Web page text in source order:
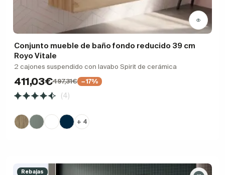
Conjunto mueble de baño fondo reducido 39 cm
Royo Vitale
2 cajones suspendido con lavabo Spirit de cerámica
411,03€497,31€ −17%
(4)
+ 4
Rebajas